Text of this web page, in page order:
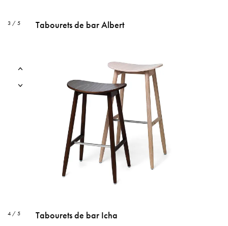
3 / 5 Tabourets de bar Albert
4 / 5 Tabourets de bar Icha